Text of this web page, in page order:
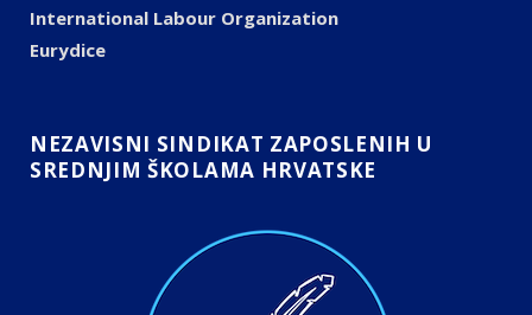
International Labour Organization
Eurydice
NEZAVISNI SINDIKAT ZAPOSLENIH U
SREDNJIM ŠKOLAMA HRVATSKE